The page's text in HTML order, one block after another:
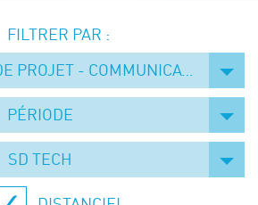
Chain Transfer Catalysis for
– September 15 and 16, 2026
CONFERENCE ON GREEN
FILTRER PAR :
- COMMUNICATION
PÉRIODE
SD TECH